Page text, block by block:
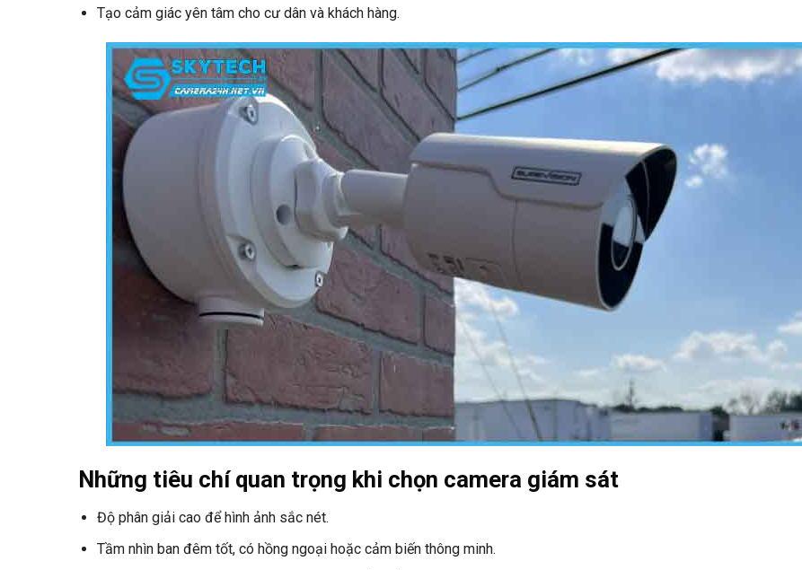
Tạo cảm giác yên tâm cho cư dân và khách hàng.
Những tiêu chí quan trọng khi chọn camera giám sát
Độ phân giải cao để hình ảnh sắc nét.
Tầm nhìn ban đêm tốt, có hồng ngoại hoặc cảm biến thông minh.